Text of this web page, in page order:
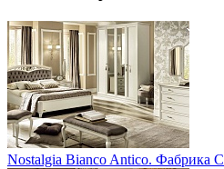
Nostalgia Bianco Antico. Фабрика